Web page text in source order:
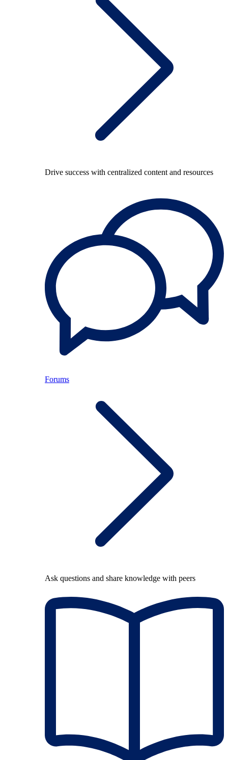
Drive success with centralized content and resources
Forums
Ask questions and share knowledge with peers